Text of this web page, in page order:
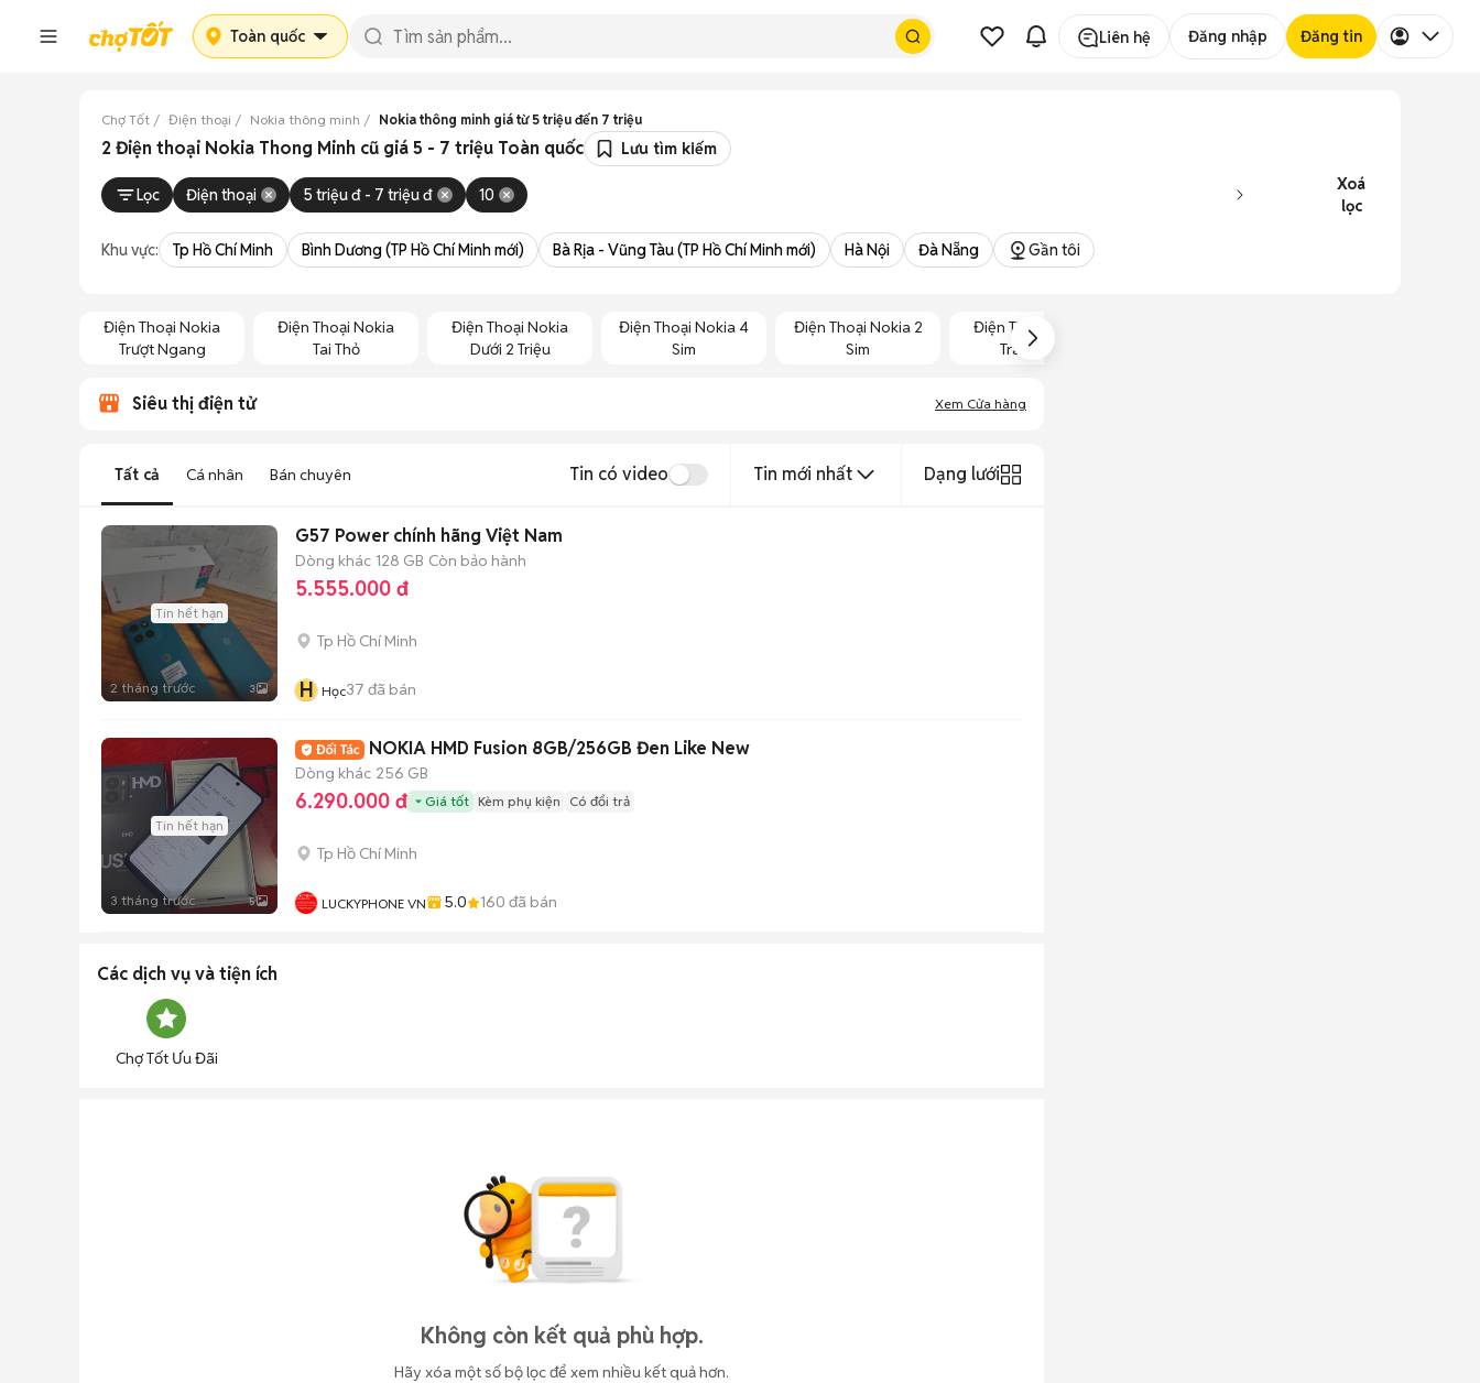
Toàn quốc Liên hệ Đăng nhập Đăng tin
Chợ Tốt Điện thoại Nokia thông minh Nokia thông minh giá từ 5 triệu đến 7 triệu
2 Điện thoại Nokia Thong Minh cũ giá 5 - 7 triệu Toàn quốc Lưu tìm kiếm
Lọc Điện thoại 5 triệu đ - 7 triệu đ 10
Xoá
lọc
Khu vực: Tp Hồ Chí Minh Bình Dương (TP Hồ Chí Minh mới) Bà Rịa - Vũng Tàu (TP Hồ Chí Minh mới) Hà Nội Đà Nẵng Gần tôi
Điện Thoại Nokia
Trượt Ngang
Điện Thoại Nokia
Tai Thỏ
Điện Thoại Nokia
Dưới 2 Triệu
Điện Thoại Nokia 4
Sim
Điện Thoại Nokia 2
Sim
Điện Thoại Nokia
Tràn Viền
Siêu thị điện tử Xem Cửa hàng
Tất cả Cá nhân Bán chuyên Tin có video Tin mới nhất Dạng lưới
Tin hết hạn
2 tháng trước 3
G57 Power chính hãng Việt Nam
Dòng khác 128 GB Còn bảo hành
5.555.000 đ
Tp Hồ Chí Minh
H Học37 đã bán
Tin hết hạn
3 tháng trước 5
NOKIA HMD Fusion 8GB/256GB Đen Like New
Dòng khác 256 GB
6.290.000 đ Giá tốt Kèm phụ kiện Có đổi trả
Tp Hồ Chí Minh
LUCKYPHONE VN 5.0 160 đã bán
Các dịch vụ và tiện ích
Chợ Tốt Ưu Đãi
Không còn kết quả phù hợp.
Hãy xóa một số bộ lọc để xem nhiều kết quả hơn.